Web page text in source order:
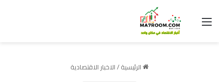
القائمة
الرئيسية/الاخبار الاقتصادية